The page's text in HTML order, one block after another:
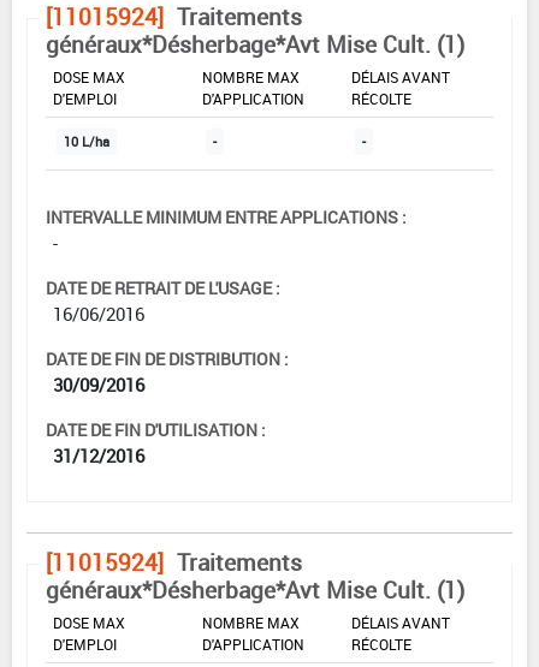
[11015924] Traitements
généraux*Désherbage*Avt Mise Cult. (1)
DOSE MAX
D'EMPLOI
NOMBRE MAX
D'APPLICATION
DÉLAIS AVANT
RÉCOLTE
10 L/ha - -
INTERVALLE MINIMUM ENTRE APPLICATIONS :
-
DATE DE RETRAIT DE L'USAGE :
16/06/2016
DATE DE FIN DE DISTRIBUTION :
30/09/2016
DATE DE FIN D'UTILISATION :
31/12/2016
[11015924] Traitements
généraux*Désherbage*Avt Mise Cult. (1)
DOSE MAX
D'EMPLOI
NOMBRE MAX
D'APPLICATION
DÉLAIS AVANT
RÉCOLTE